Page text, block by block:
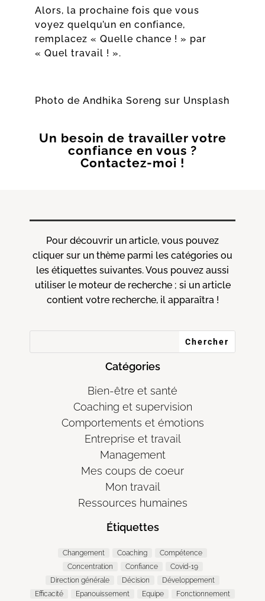
Alors, la prochaine fois que vous
voyez quelqu’un en confiance,
remplacez « Quelle chance ! » par
« Quel travail ! ».
Photo de Andhika Soreng sur Unsplash
Un besoin de travailler votre
confiance en vous ?
Contactez-moi !
Pour découvrir un article, vous pouvez
cliquer sur un thème parmi les catégories ou
les étiquettes suivantes. Vous pouvez aussi
utiliser le moteur de recherche ; si un article
contient votre recherche, il apparaîtra !
Catégories
Bien-être et santé
Coaching et supervision
Comportements et émotions
Entreprise et travail
Management
Mes coups de coeur
Mon travail
Ressources humaines
Étiquettes
Changement Coaching
Compétence
Concentration
Confiance
Covid-19
Direction générale
Décision
Développement
Efficacité
Epanouissement Equipe
Fonctionnement